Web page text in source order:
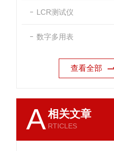
LCR测试仪
数字多用表
查看全部
A相关文章
RTICLES